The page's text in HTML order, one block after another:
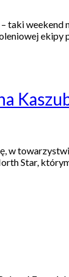
weekend
w
Star,